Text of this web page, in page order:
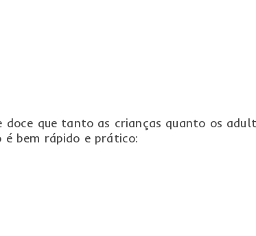
doce que tanto as crianças quanto os
é bem rápido e prático: